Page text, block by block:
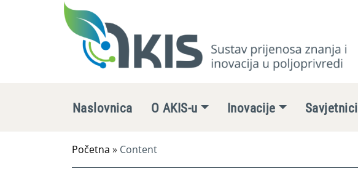
Naslovnica O AKIS-u Inovacije Savjetnici
Početna » Content